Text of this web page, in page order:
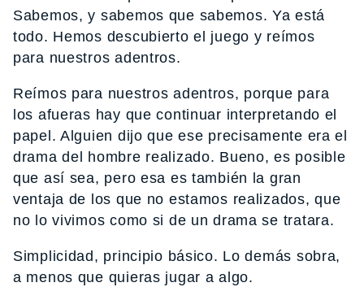
Sabemos, y sabemos que sabemos. Ya está
todo. Hemos descubierto el juego y reímos
para nuestros adentros.
Reímos para nuestros adentros, porque para
los afueras hay que continuar interpretando el
papel. Alguien dijo que ese precisamente era el
drama del hombre realizado. Bueno, es posible
que así sea, pero esa es también la gran
ventaja de los que no estamos realizados, que
no lo vivimos como si de un drama se tratara.
Simplicidad, principio básico. Lo demás sobra,
a menos que quieras jugar a algo.